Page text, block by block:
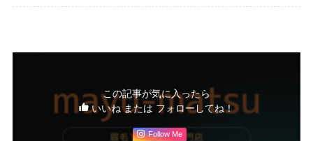
この記事が気に入ったら
いいね または フォローしてね！
Follow Me